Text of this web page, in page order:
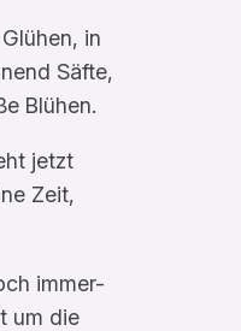
in
Säfte,
Blühen.
jetzt
Zeit,
immer-
um die